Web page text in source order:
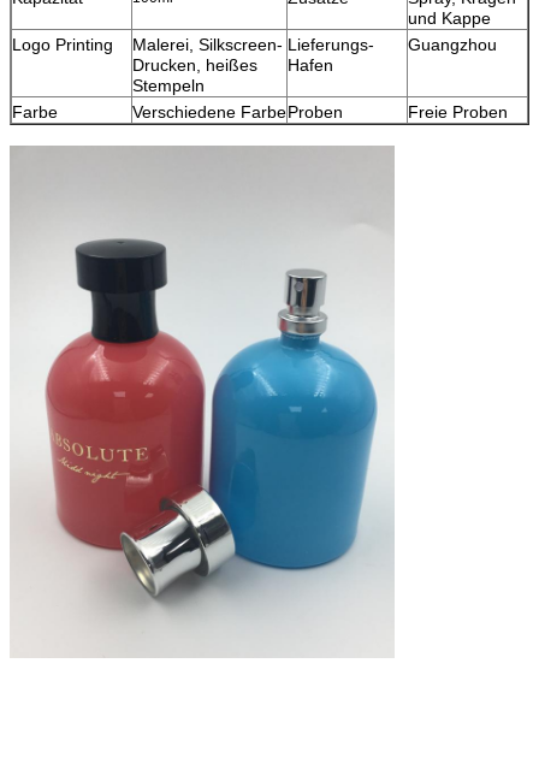
und Kappe
Logo Printing
Malerei, Silkscreen-
Drucken, heißes
Stempeln
Lieferungs-
Hafen
Guangzhou
Farbe Verschiedene FarbeProben Freie Proben